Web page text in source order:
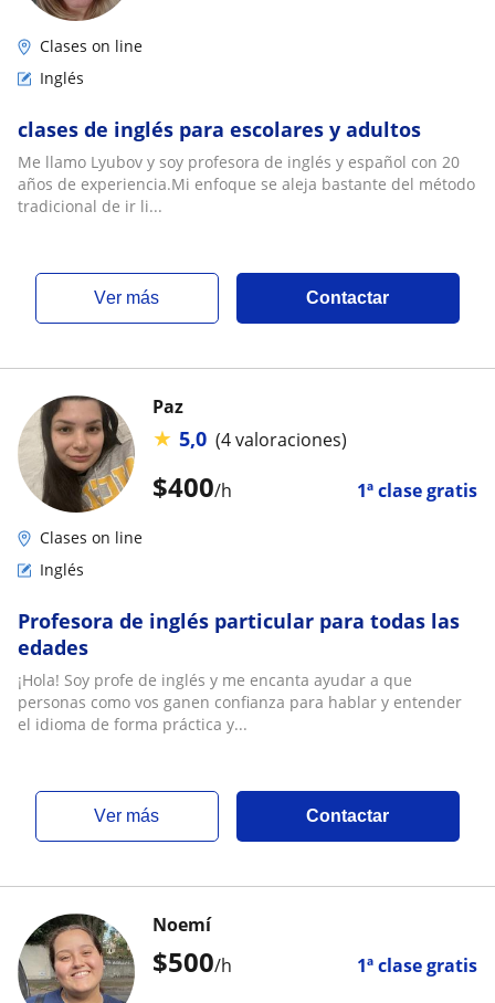
Clases on line
Inglés
clases de inglés para escolares y adultos
Me llamo Lyubov y soy profesora de inglés y español con 20
años de experiencia.Mi enfoque se aleja bastante del método
tradicional de ir li...
ver más Contactar
$400/h 1ª clase gratis
Paz
★ 5,0 (4 valoraciones)
Clases on line
Inglés
Profesora de inglés particular para todas las
edades
¡Hola! Soy profe de inglés y me encanta ayudar a que
personas como vos ganen confianza para hablar y entender
el idioma de forma práctica y...
ver más Contactar
$500/h 1ª clase gratis
Noemí